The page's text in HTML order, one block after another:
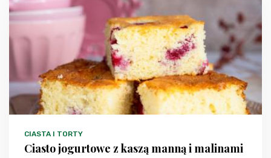
CIASTA I TORTY
Ciasto jogurtowe z kaszą manną i malinami